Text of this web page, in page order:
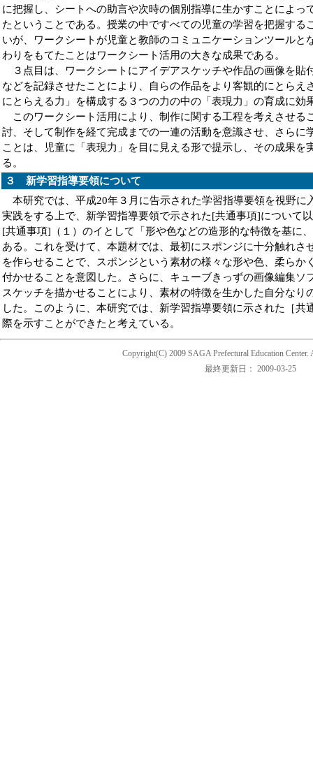
に把握し、シートへの助言や次時の個別指導に生かすことによっ
たということである。授業の中ですべての児童の学習を把握する
いが、ワークシートが児童と教師のコミュニケーションツールと
わりをもてたことはワークシート活用の大きな成果である。
３点目は、ワークシートにアイデアスケッチや作品の画像を貼
などを記録させたことにより、自らの作品をより客観的にとらえ
にとらえる力」を構成する３つの力の中の「表現力」の育成に効
このワークシート活用により、制作に関する工程を考えさせる
討、そして制作を経て完成までの一連の活動を意識させ、さらに
ことは、児童に「表現力」を目に見える形で提示し、その成果を
る。
３ 新学習指導要領について
本研究では、平成20年３月に告示された学習指導要領を視野に
実践をする上で、新学習指導要領で示された[共通事項]について
[共通事項]（１）のイとして「形や色などの造形的な特徴を基に
ある。これを受けて、本題材では、最初にスポンジに十分触れさ
を作らせることで、スポンジという素材の様々な形や色、柔らか
付かせることを意図した。さらに、キューブきっずの画像編集ソ
スケッチを描かせることにより、素材の特徴を生かした自分なり
した。このように、本研究では、新学習指導要領に示された［共
際を示すことができたと考えている。
Copyright(C) 2009 SAGA Prefectural Education Center.
最終更新日： 2009-03-25